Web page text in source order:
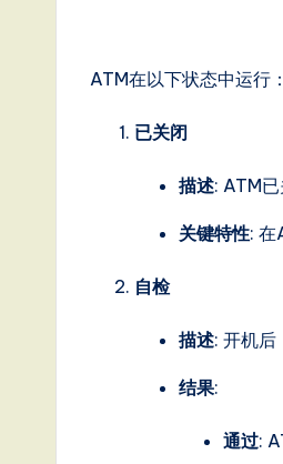
itATM在以下状态中运行：
已关闭
描述: ATM
关键特性: 在
自检
描述: 开机后
结果:
通过: